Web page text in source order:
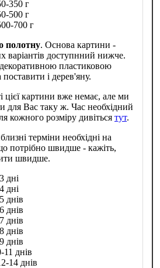
350 г
500 г
700 г
полотну. Основа картини -
варіантів доступнний нижче.
декоративною пластиковою
і дерев'яну.
цієї картини вже немає, але ми
для Вас таку ж. Час необхідний
кожного розміру дивіться тут.
терміни необхідні на
потрібно швидше - кажіть,
швидше.
дні
дні
днів
днів
днів
днів
днів
днів
14 днів